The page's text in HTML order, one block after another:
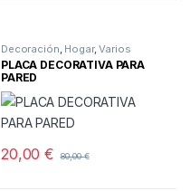
Decoración Hogar,Varios
PLACA DECORATIVA PARA
PARED
20,00€ 80,00€